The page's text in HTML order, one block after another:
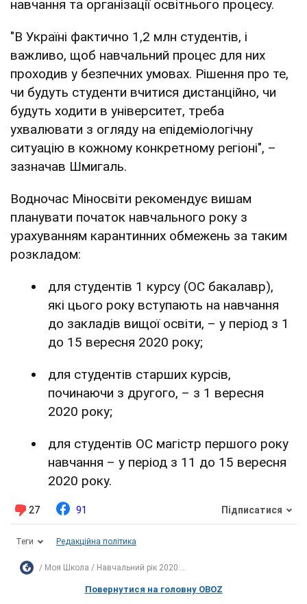
навчання та організації освітнього процесу.
"В Україні фактично 1,2 млн студентів, і
важливо, щоб навчальний процес для них
проходив у безпечних умовах. Рішення про те,
чи будуть студенти вчитися дистанційно, чи
будуть ходити в університет, треба
ухвалювати з огляду на епідеміологічну
ситуацію в кожному конкретному регіоні", –
зазначав Шмигаль.
Водночас Міносвіти рекомендує вишам
планувати початок навчального року з
урахуванням карантинних обмежень за таким
розкладом:
для студентів 1 курсу (ОС бакалавр),
які цього року вступають на навчання
до закладів вищої освіти, – у період з 1
до 15 вересня 2020 року;
для студентів старших курсів,
починаючи з другого, – з 1 вересня
2020 року;
для студентів ОС магістр першого року
навчання – у період з 11 до 15 вересня
2020 року.
27 91 Підписатися
Теги Редакційна політика
Моя Школа Навчальний рік 2020:...
Повернутися на головну OBOZ